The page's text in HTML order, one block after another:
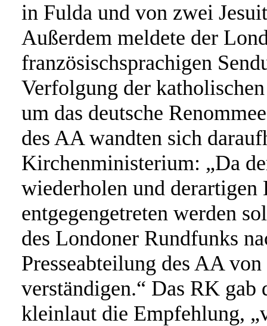
in Fulda und von zwei
Außerdem meldete der
französischsprachigen
Verfolgung der
um das deutsche
des AA wandten sich
Kirchenministerium: „Da
wiederholen und
entgegengetreten werden
des Londoner Rundfunks
Presseabteilung des AA
verständigen.“ Das RK gab
kleinlaut die Empfehlung,